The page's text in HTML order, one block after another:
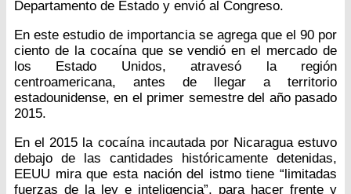
Departamento de Estado y envió al Congreso.
En este estudio de importancia se agrega que el 90 por
ciento de la cocaína que se vendió en el mercado de
los Estado Unidos, atravesó la región
centroamericana, antes de llegar a territorio
estadounidense, en el primer semestre del año pasado
2015.
En el 2015 la cocaína incautada por Nicaragua estuvo
debajo de las cantidades históricamente detenidas,
EEUU mira que esta nación del istmo tiene “limitadas
fuerzas de la ley e inteligencia”, para hacer frente y